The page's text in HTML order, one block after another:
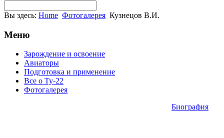
Вы здесь: Home Фотогалерея Кузнецов В.И.
Меню
Зарождение и освоение
Авиаторы
Подготовка и применение
Все о Ту-22
Фотогалерея
Биография